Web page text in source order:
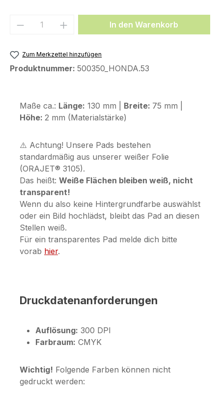
Produkt Anzahl: Gib denIn den Warenkorb
Zum Merkzettel hinzufügen
Produktnummer: 500350_HONDA.53
Maße ca.: Länge: 130 mm | Breite: 75 mm |
Höhe: 2 mm (Materialstärke)
⚠️ Achtung! Unsere Pads bestehen
standardmäßig aus unserer weißer Folie
(ORAJET® 3105).
Das heißt: Weiße Flächen bleiben weiß, nicht
transparent!
Wenn du also keine Hintergrundfarbe auswählst
oder ein Bild hochlädst, bleibt das Pad an diesen
Stellen weiß.
Für ein transparentes Pad melde dich bitte
vorab hier.
Druckdatenanforderungen
Auflösung: 300 DPI
Farbraum: CMYK
Wichtig! Folgende Farben können nicht
gedruckt werden: